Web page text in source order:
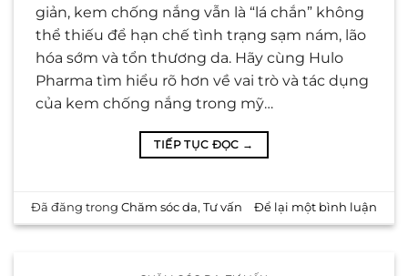
giản, kem chống nắng vẫn là “lá chắn” không
thể thiếu để hạn chế tình trạng sạm nám, lão
hóa sớm và tổn thương da. Hãy cùng Hulo
Pharma tìm hiểu rõ hơn về vai trò và tác dụng
của kem chống nắng trong mỹ…
TIẾP TỤC ĐỌC →
Đã đăng trongChăm sóc da,Tư vấn Để lại một bình luận